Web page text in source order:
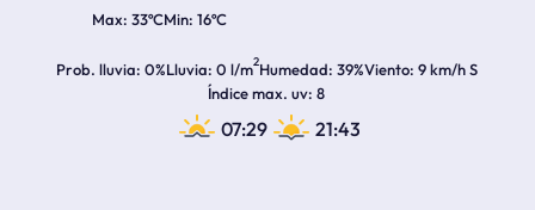
33ºC 16ºC
Prob. lluvia 0%Lluvia 0 l/m2Humedad 39%Viento 9 km/h S
Índice max. uv 8
07:29 21:43